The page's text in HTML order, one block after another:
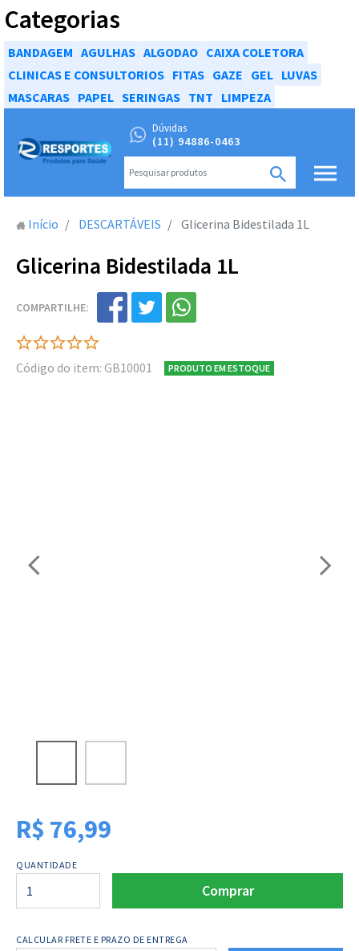
Categorias
BANDAGEM AGULHAS ALGODAO CAIXA COLETORA
CLINICAS E CONSULTORIOS FITAS GAZE GEL LUVAS
MASCARAS PAPEL SERINGAS TNT LIMPEZA
Dúvidas
(11) 94886-0463
Início DESCARTÁVEIS Glicerina Bidestilada 1L
Glicerina Bidestilada 1L
COMPARTILHE:
Código do item: GB10001 PRODUTO EM ESTOQUE
R$ 76,99
QUANTIDADE
Comprar
CALCULAR FRETE E PRAZO DE ENTREGA